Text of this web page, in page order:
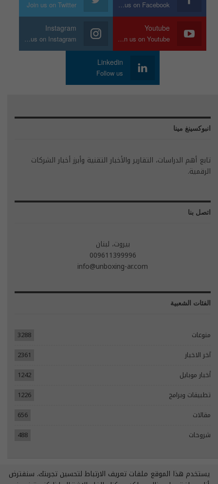
Join us on Facebook
Join us on Twitter
Youtube
Join us on Youtube
Instagram
Join us on Instagram
Linkedin
Follow us
انبوكسينغ مينا
تابع أهم الدراسات، التقارير والأخبار التقنية وأبرز أخبار الشركات
الرقمية.
اتصل بنا
بيروت، لبنان
009611399996
info@unboxing-ar.com
الفئات الشعبية
منوعات
3288
آخر الاخبار
2361
أخبار موبايل
1242
تطبيقات وبرامج
1226
مقالات
656
شروحات
488
© 2026 - جميع الحقوق محفوظة.
يستخدم هذا الموقع ملفات تعريف الارتباط لتحسين تجربتك. سنفترض